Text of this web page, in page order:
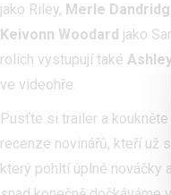
jako Riley, Merle
Keivonn Woodard jako
rolích vystupují také
ve videohře.
Pusťte si trailer a
recenze novinářů, kteří už
který pohltí úplné nováčky